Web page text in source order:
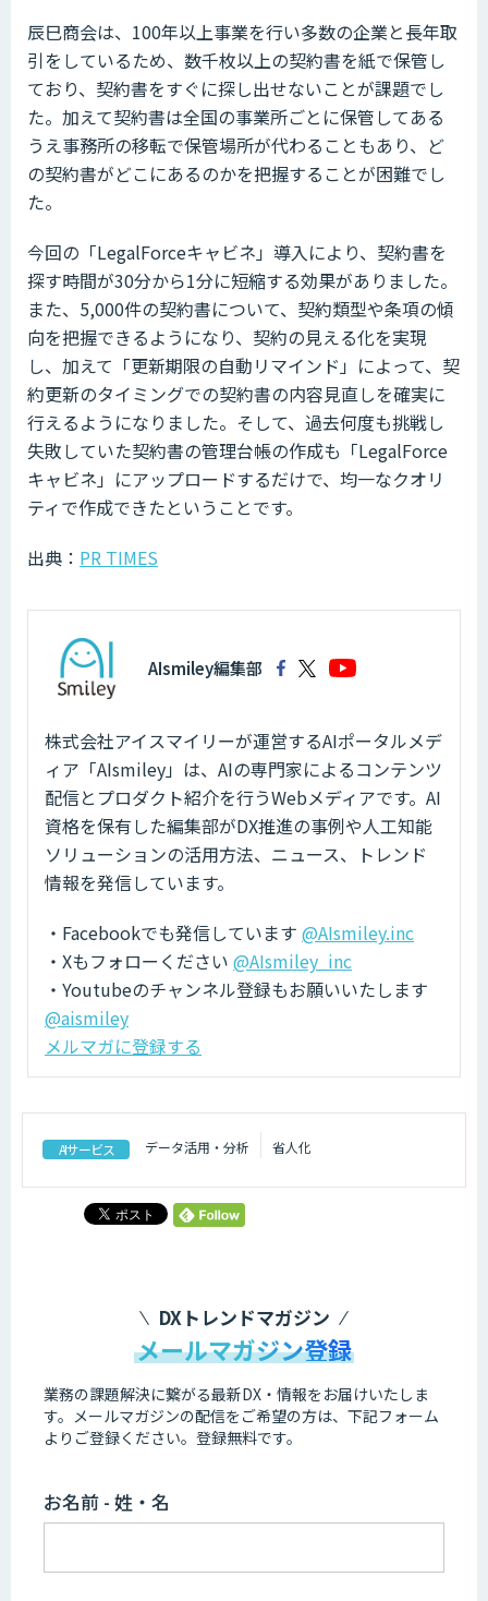
辰巳商会は、100年以上事業を行い多数の企業と長年取
引をしているため、数千枚以上の契約書を紙で保管し
ており、契約書をすぐに探し出せないことが課題でし
た。加えて契約書は全国の事業所ごとに保管してある
うえ事務所の移転で保管場所が代わることもあり、ど
の契約書がどこにあるのかを把握することが困難でし
た。
今回の「LegalForceキャビネ」導入により、契約書を
探す時間が30分から1分に短縮する効果がありました。
また、5,000件の契約書について、契約類型や条項の傾
向を把握できるようになり、契約の見える化を実現
し、加えて「更新期限の⾃動リマインド」によって、契
約更新のタイミングでの契約書の内容見直しを確実に
行えるようになりました。そして、過去何度も挑戦し
失敗していた契約書の管理台帳の作成も「LegalForce
キャビネ」にアップロードするだけで、均一なクオリ
ティで作成できたということです。
出典： PR TIMES
AIsmiley編集部
株式会社アイスマイリーが運営するAIポータルメデ
ィア「AIsmiley」は、AIの専門家によるコンテンツ
配信とプロダクト紹介を行うWebメディアです。AI
資格を保有した編集部がDX推進の事例や人工知能
ソリューションの活用方法、ニュース、トレンド
情報を発信しています。
・Facebookでも発信しています @AIsmiley.inc
・Xもフォローください @AIsmiley_inc
・Youtubeのチャンネル登録もお願いいたします
@aismiley
メルマガに登録する
AIサービス データ活用・分析 省人化
DXトレンドマガジン
メールマガジン登録
業務の課題解決に繋がる最新DX・情報をお届けいたしま
す。 メールマガジンの配信をご希望の方は、下記フォーム
よりご登録ください。登録無料です。
お名前 - 姓・名